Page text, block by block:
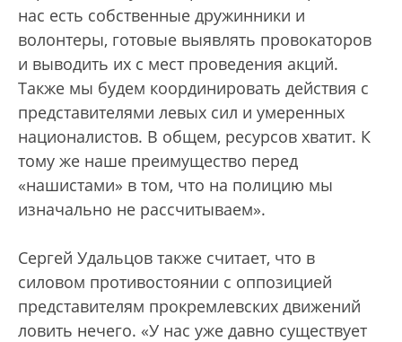
нас есть собственные дружинники и
волонтеры, готовые выявлять провокаторов
и выводить их с мест проведения акций.
Также мы будем координировать действия с
представителями левых сил и умеренных
националистов. В общем, ресурсов хватит. К
тому же наше преимущество перед
«нашистами» в том, что на полицию мы
изначально не рассчитываем».
Сергей Удальцов также считает, что в
силовом противостоянии с оппозицией
представителям прокремлевских движений
ловить нечего. «У нас уже давно существует